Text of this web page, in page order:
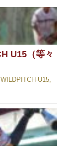
U15（等々
WILDPITCH-U15,